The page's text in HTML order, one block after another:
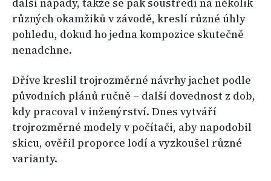
další nápady, takže se pak soustředí na několik
různých okamžiků v závodě, kreslí různé úhly
pohledu, dokud ho jedna kompozice skutečně
nenadchne.
Dříve kreslil trojrozměrné návrhy jachet podle
původních plánů ručně – další dovednost z dob,
kdy pracoval v inženýrství. Dnes vytváří
trojrozměrné modely v počítači, aby napodobil
skicu, ověřil proporce lodí a vyzkoušel různé
varianty.